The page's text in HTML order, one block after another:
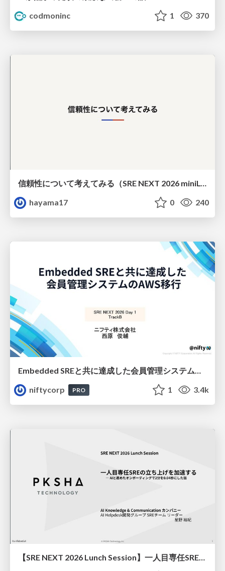
codmoninc
1 370
信頼性について考えてみる（SRE NEXT 2026 miniLT）
hayama17
0 240
niftycorp
PRO 1 3.4k
【SRE NEXT 2026 Lunch Session】一人目専任SREの立ち上げを加速する ― AIと進めたオンボーディングで2分を0.04秒にした話